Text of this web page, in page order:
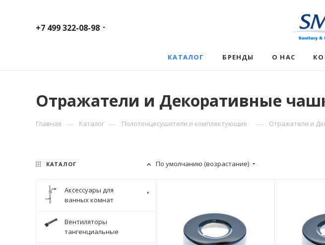
+7 499 322-08-98
КАТАЛОГ БРЕНДЫ О НАС
Отражатели и Декоративные
Главная — Каталог — Полотенцесушители и комплектующие — Отражатели и
По умолчанию (возрастание)
КАТАЛОГ
Аксессуары для
ванных комнат
Вентиляторы
тангенциальные